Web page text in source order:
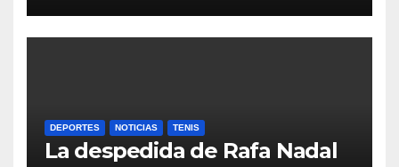
DEPORTES NOTICIAS TENIS
La despedida de Rafa Nadal